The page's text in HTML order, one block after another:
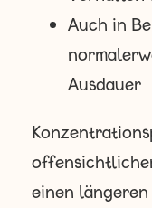
Auch in
Ausdauer
einen